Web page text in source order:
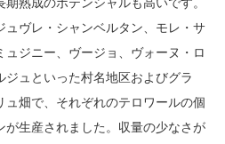
ュヴレ・シャンベルタン、モレ・サ
ュジニー、ヴージョ、ヴォーヌ・ロ
ュといった村名地区およびグラ
ュ畑で、それぞれのテロワールの個
が生産されました。収量の少なさが